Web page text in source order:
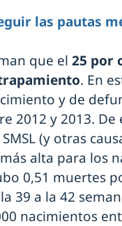
las pautas
que el 25 por
. En
y de
2012 y 2013.
(y otras
alta para los
0,51 muertes
39 a la 42
nacimientos